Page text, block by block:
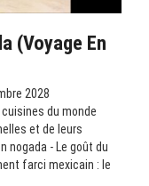
(Voyage En
2028
du monde
et de leurs
nogada - Le goût du
farci mexicain : le